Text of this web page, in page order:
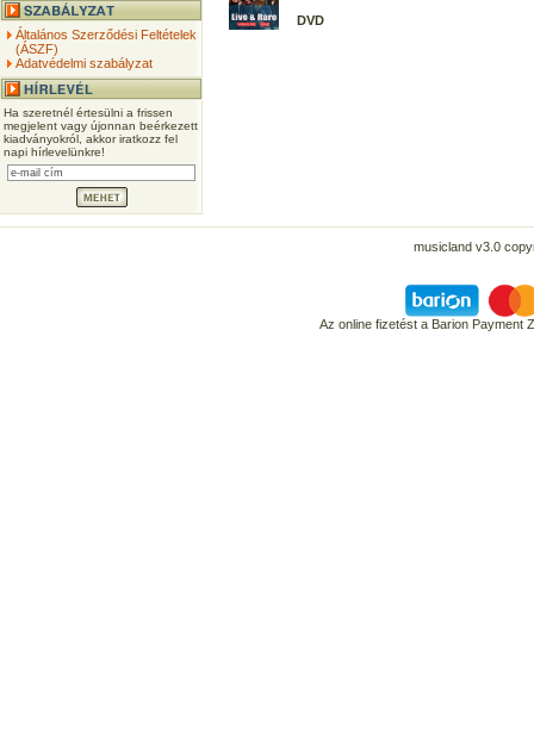
Általános Szerződési Feltételek
(ÁSZF)
Adatvédelmi szabályzat
Ha szeretnél értesülni a frissen
megjelent vagy újonnan beérkezett
kiadványokról, akkor iratkozz fel
napi hírlevelünkre!
DVD
musicland v3.0
Az online fizetést a Barion Payment